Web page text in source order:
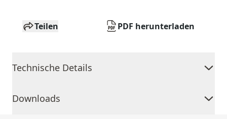
Teilen PDF herunterladen
Technische Details
Downloads